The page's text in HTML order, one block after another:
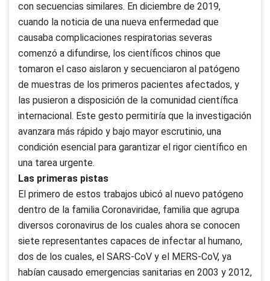
con secuencias similares. En diciembre de 2019,
cuando la noticia de una nueva enfermedad que
causaba complicaciones respiratorias severas
comenzó a difundirse, los científicos chinos que
tomaron el caso aislaron y secuenciaron al patógeno
de muestras de los primeros pacientes afectados, y
las pusieron a disposición de la comunidad científica
internacional. Este gesto permitiría que la investigación
avanzara más rápido y bajo mayor escrutinio, una
condición esencial para garantizar el rigor científico en
una tarea urgente.
Las primeras pistas
El primero de estos trabajos ubicó al nuevo patógeno
dentro de la familia Coronaviridae, familia que agrupa
diversos coronavirus de los cuales ahora se conocen
siete representantes capaces de infectar al humano,
dos de los cuales, el SARS-CoV y el MERS-CoV, ya
habían causado emergencias sanitarias en 2003 y 2012,